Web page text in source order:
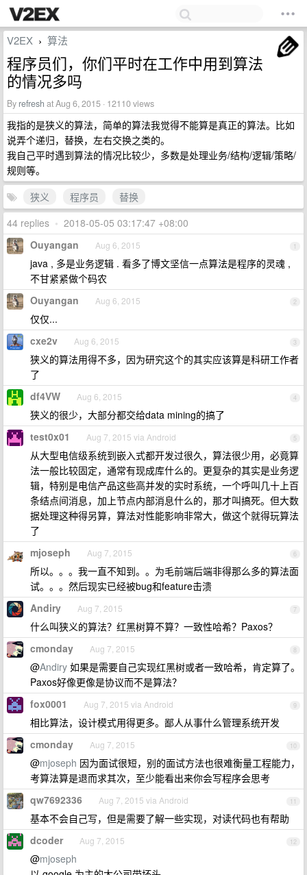
V2EX › 算法
程序员们，你们平时在工作中用到算法
的情况多吗
By refresh at Aug 6, 2015 · 12110 views
我指的是狭义的算法，简单的算法我觉得不能算是真正的算法。比如
说弄个递归，替换，左右交换之类的。
我自己平时遇到算法的情况比较少，多数是处理业务/结构/逻辑/策略/
规则等。
狭义
程序员
替换
44 replies • 2018-05-05 03:17:47 +08:00
1
Ouyangan Aug 6, 2015
java , 多是业务逻辑 . 看多了博文坚信一点算法是程序的灵魂 ,
不甘紧紧做个码农
2
Ouyangan Aug 6, 2015
仅仅...
3
cxe2v Aug 6, 2015
狭义的算法用得不多，因为研究这个的其实应该算是科研工作者
了
4
df4VW Aug 6, 2015
狭义的很少，大部分都交给data mining的搞了
5
test0x01 Aug 7, 2015 via Android
从大型电信级系统到嵌入式都开发过很久，算法很少用，必竟算
法一般比较固定，通常有现成库什么的。更复杂的其实是业务逻
辑，特别是电信产品这些高并发的实时系统，一个呼叫几十上百
条结点间消息，加上节点内部消息什么的，那才叫搞死。但大数
据处理这种得另算，算法对性能影响非常大，做这个就得玩算法
了
6
mjoseph Aug 7, 2015
所以。。。我一直不知到。。为毛前端后端非得那么多的算法面
试。。。然后现实已经被bug和feature击溃
7
Andiry Aug 7, 2015
什么叫狭义的算法？红黑树算不算？一致性哈希？Paxos？
8
cmonday Aug 7, 2015
@Andiry 如果是需要自己实现红黑树或者一致哈希，肯定算了。
Paxos好像更像是协议而不是算法？
9
fox0001 Aug 7, 2015 via Android
相比算法，设计模式用得更多。鄙人从事什么管理系统开发
10
cmonday Aug 7, 2015
@mjoseph 因为面试很短，别的面试方法也很难衡量工程能力，
考算法算是退而求其次，至少能看出来你会写程序会思考
11
qw7692336 Aug 7, 2015 via Android
基本不会自己写，但是需要了解一些实现，对读代码也有帮助
12
dcoder Aug 7, 2015
@mjoseph